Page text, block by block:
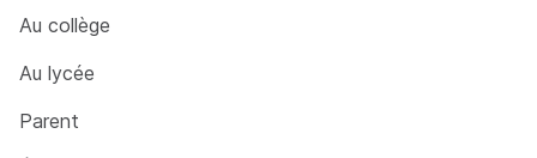
Au collège
Au lycée
Parent